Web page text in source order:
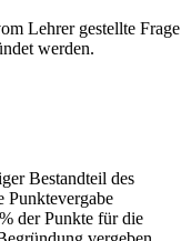
Lehrer gestellte Frage
werden.
Bestandteil des
Punktevergabe
der Punkte für die